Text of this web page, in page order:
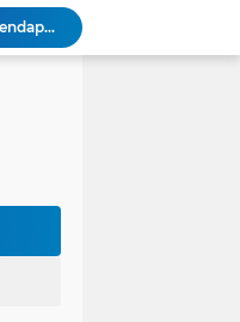
Wali Kota Pariaman Ajukan Rancangan KUA-PPAS APBD 2027, Pendapatan Diproyeksikan Rp626,1 Miliar
Pemkot Pariaman Mulai Pusdiklat Paskibraka 2026, Wali Kota Tekankan Pentingnya Disiplin
Wali Kota Pariaman Bagikan Bibit Ikan Koi kepada Siswa SD untuk Edukasi Perikanan